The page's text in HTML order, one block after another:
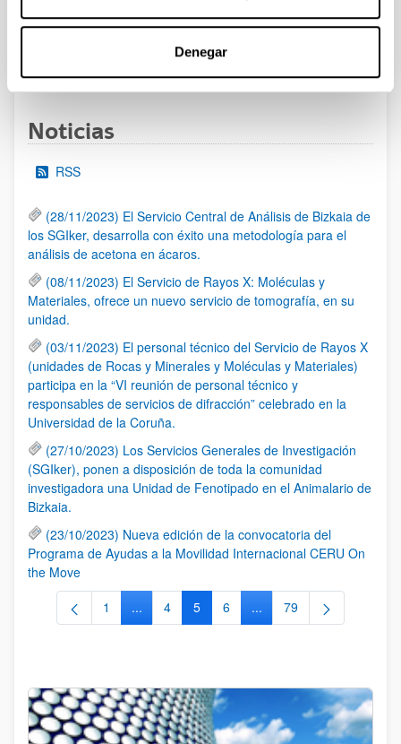
Denegar
Páginas intermedias Use
Noticias
RSS
(28/11/2023) El Servicio Central de Análisis de Bizkaia de
los SGIker, desarrolla con éxito una metodología para el
análisis de acetona en ácaros.
(08/11/2023) El Servicio de Rayos X: Moléculas y
Materiales, ofrece un nuevo servicio de tomografía, en su
unidad.
(03/11/2023) El personal técnico del Servicio de Rayos X
(unidades de Rocas y Minerales y Moléculas y Materiales)
participa en la “VI reunión de personal técnico y
responsables de servicios de difracción” celebrado en la
Universidad de la Coruña.
(27/10/2023) Los Servicios Generales de Investigación
(SGIker), ponen a disposición de toda la comunidad
investigadora una Unidad de Fenotipado en el Animalario de
Bizkaia.
(23/10/2023) Nueva edición de la convocatoria del
Programa de Ayudas a la Movilidad Internacional CERU On
the Move
Página
1 ...Páginas intermedias Use TAB para
Página
4 Página
5 Página
6 ...Páginas intermedias
Página
79